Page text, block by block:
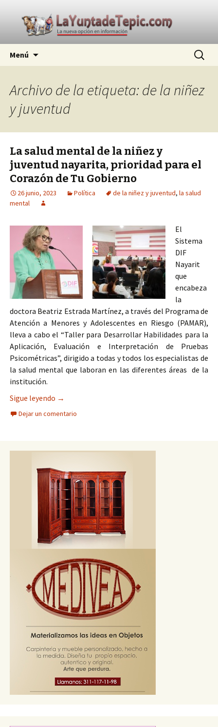
La Yunta de Tepic
La nueva opción en información
Menú Buscar:
Archivo de la etiqueta: de la niñez
y juventud
La salud mental de la niñez y
juventud nayarita, prioridad para el
Corazón de Tu Gobierno
26 junio, 2023 Política de la niñez y juventud, la salud
mental
El
Sistema
DIF
Nayarit
que
encabeza
la
doctora Beatriz Estrada Martínez, a través del Programa de
Atención a Menores y Adolescentes en Riesgo (PAMAR),
lleva a cabo el “Taller para Desarrollar Habilidades para la
Aplicación, Evaluación e Interpretación de Pruebas
Psicométricas”, dirigido a todas y todos los especialistas de
la salud mental que laboran en las diferentes áreas de la
institución.
Sigue leyendo La salud mental de la niñez y juventud nayarita,
→
Dejar un comentario